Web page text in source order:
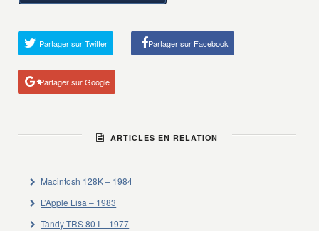
Partager sur Twitter Partager sur Facebook
Partager sur Google
ARTICLES EN RELATION
Macintosh 128K – 1984
L’Apple Lisa – 1983
Tandy TRS 80 I – 1977